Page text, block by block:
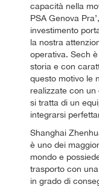
capacità nella
PSA Genova
investimento
la nostra
operativa. Sech
storia e con
questo motivo le
realizzate con un
si tratta di un
integrarsi
Shanghai
è uno dei
mondo e
trasporto con
in grado di